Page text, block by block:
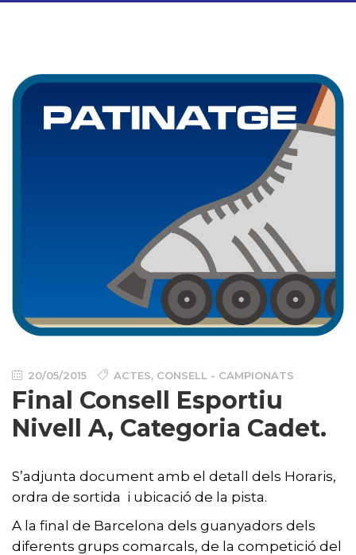
20/05/2015 ACTES, CONSELL - CAMPIONATS
Final Consell Esportiu
Nivell A, Categoria Cadet.
S’adjunta document amb el detall dels Horaris,
ordra de sortida i ubicació de la pista.
A la final de Barcelona dels guanyadors dels
diferents grups comarcals, de la competició del